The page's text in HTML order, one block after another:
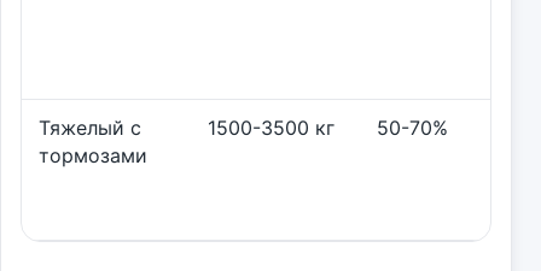
Тяжелый с
тормозами
1500-3500 кг 50-70%